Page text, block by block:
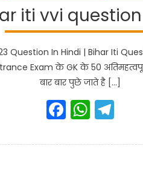
iti vvi
Question In Hindi | Bihar Iti
Exam के GK के 50
बार बार पुछे जाते है […]
Facebook